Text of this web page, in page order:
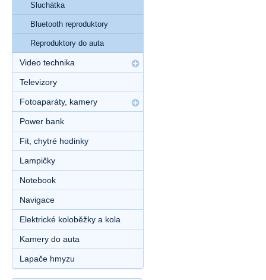
Sluchátka
Bluetooth reproduktory
Reproduktory do auta
Video technika
Televizory
Fotoaparáty, kamery
Power bank
Fit, chytré hodinky
Lampičky
Notebook
Navigace
Elektrické koloběžky a kola
Kamery do auta
Lapače hmyzu